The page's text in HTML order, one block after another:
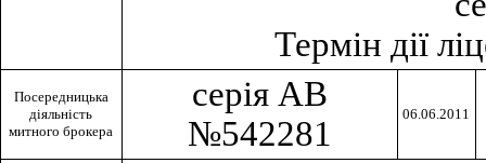
Термiн дiї
Посередницька
дiяльнiсть
митного брокера
серiя АВ
№542281
06.06.2011